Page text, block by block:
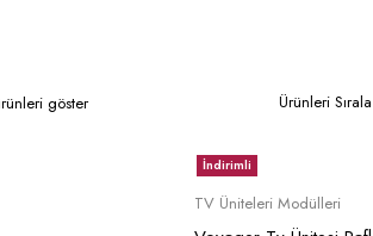
Ürünleri Sırala
göster
İndirimli
TV Üniteleri Modülleri